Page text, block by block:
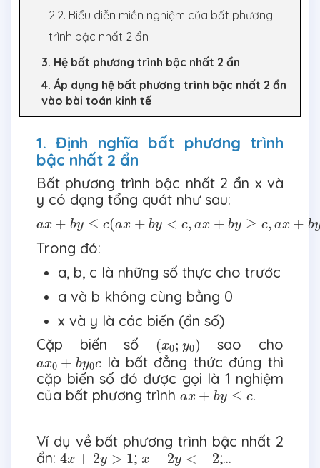
2.2. Biểu diễn miền nghiệm của bất phương
trình bậc nhất 2 ẩn
3. Hệ bất phương trình bậc nhất 2 ẩn
4. Áp dụng hệ bất phương trình bậc nhất 2 ẩn
vào bài toán kinh tế
1. Định nghĩa bất phương trình
bậc nhất 2 ẩn
Bất phương trình bậc nhất 2 ẩn x và
y có dạng tổng quát như sau:
ax + by ≤ c(ax + by < c, ax + by ≥ c, ax + b
ax b y≤ c(ax+by < c,a + b ≥c a x+b y c
Trong đó:
a, b, c là những số thực cho trước
a và b không cùng bằng 0
x và y là các biến (ẩn số)
Cặp biến số
(x0; y0)
(x0; y0) sao cho
ax0 + by0c
x 0 + y c là bất đẳng thức đúng thì
cặp biến số đó được gọi là 1 nghiệm
của bất phương trình ax + by ≤ c
ax+by≤c .
Ví dụ về bất phương trình bậc nhất 2
ẩn: 4x + 2y > 1
4x +2 y>1 ;x − 2y < −2
x−2y<− 2 ;...